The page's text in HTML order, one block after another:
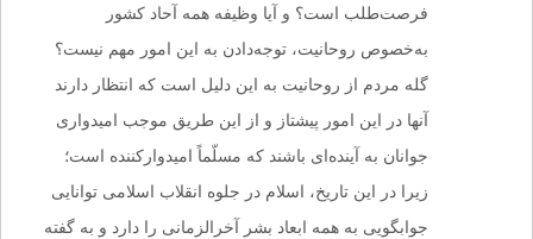
فرصت‌طلب است؟ و آیا وظیفه همه آحاد کشور
به‌خصوص روحانیت، توجه‌دادن به این امور مهم نیست؟
گله مردم از روحانیت به این دلیل است که انتظار دارند
آنها در این امور پیشتاز و از این طریق موجب امیدواری
جوانان به آینده‌ای باشند که مسلّماً امیدوارکننده‌ است؛
زیرا در این تاریخ، اسلام در جلوه انقلاب اسلامی توانایی
جوابگویی به همه ابعاد بشر آخرالزمانی را دارد و به گفته